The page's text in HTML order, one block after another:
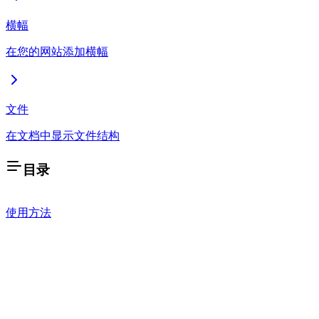
横幅
在您的网站添加横幅
文件
在文档中显示文件结构
目录
使用方法